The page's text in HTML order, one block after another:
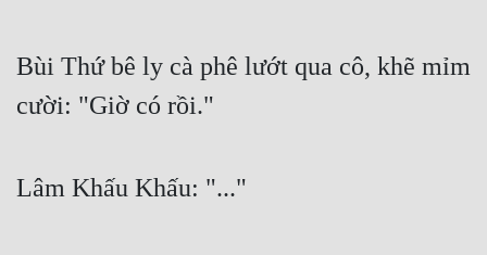
Bùi Thứ bê ly cà phê lướt qua cô, khẽ mỉm
cười: "Giờ có rồi."
Lâm Khấu Khấu: "..."